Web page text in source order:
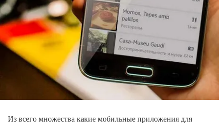
Из всего множества какие мобильные приложения для